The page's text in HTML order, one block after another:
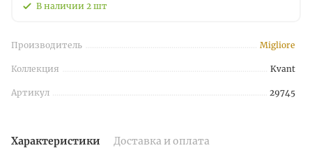
В наличии 2 шт
Производитель Migliore
Коллекция Kvant
Артикул 29745
Характеристики Доставка и оплата